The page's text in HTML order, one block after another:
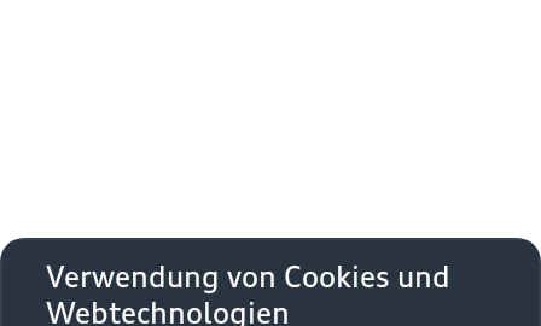
Zurück nach oben
Modelle
Verwendung von Cookies und
Webtechnologien